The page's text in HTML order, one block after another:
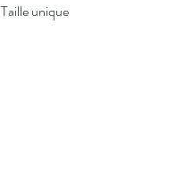
Taille unique